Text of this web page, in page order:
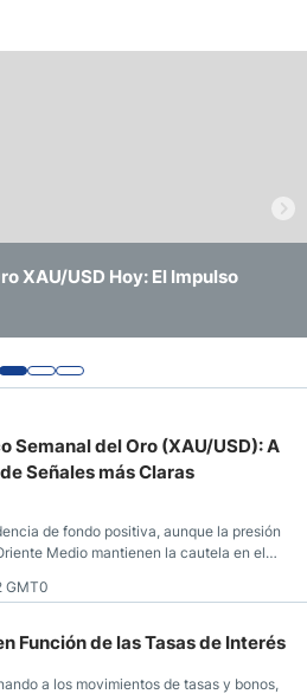
Hoy
XAU/USD Hoy: El Impulso
XAU/USD Hoy: ¿Logrará
de $4.200?
Mientras los Mercados Buscan
Semanal del Oro (XAU/USD): A
Señales más Claras
de fondo positiva, aunque la presión
Medio mantienen la cautela en el
GMT0
Función de las Tasas de Interés
a los movimientos de tasas y bonos,